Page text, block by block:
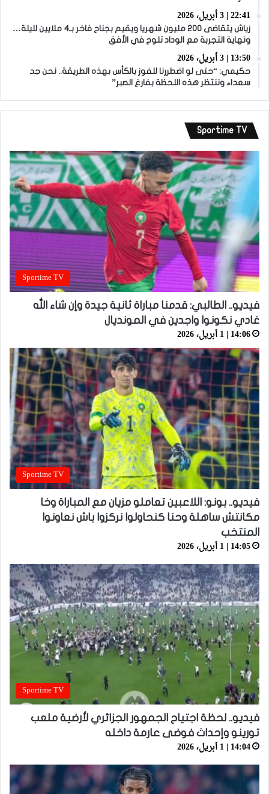
22:41 | 3 أبريل، 2026
زياش يتقاضى 200 مليون شهريا ويقيم بجناح فاخر بـ4 ملايين لليلة…
ونهاية التجربة مع الوداد تلوح في الأفق
13:50 | 3 أبريل، 2026
حكيمي: “حتى لو اضطررنا للفوز بالكأس بهذه الطريقة.. نحن جد
سعداء وننتظر هذه اللحظة بفارغ الصبر”
Sportime TV
Sportime TV
فيديو.. الطالبي: قدمنا مباراة ثانية جيدة وإن شاء الله
غادي نكونوا واجدين في المونديال
14:06 | 1 أبريل، 2026
Sportime TV
فيديو.. بونو: اللاعبين تعاملو مزيان مع المباراة وخا
مكانتش ساهلة وحنا كنحاولوا نركزوا باش نعاونوا
المنتخب
14:05 | 1 أبريل، 2026
Sportime TV
فيديو.. لحظة اجتياح الجمهور الجزائري لأرضية ملعب
تورينو وإحداث فوضى عارمة داخله
14:04 | 1 أبريل، 2026